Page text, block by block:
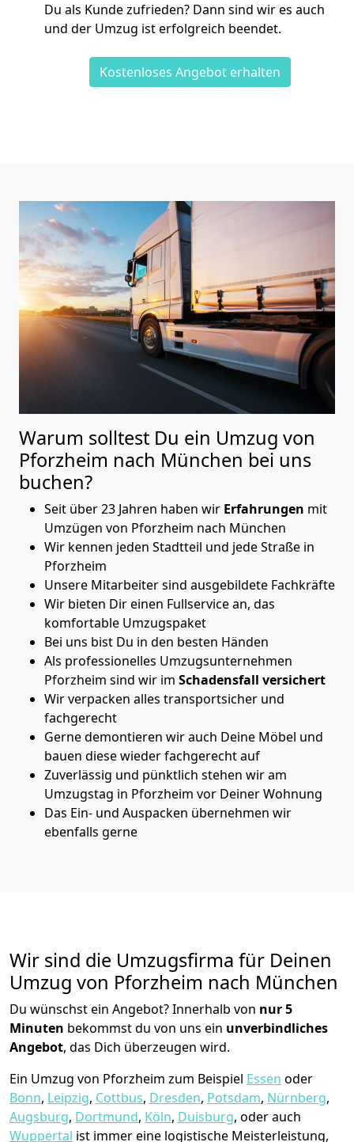
Du als Kunde zufrieden? Dann sind wir es auch
und der Umzug ist erfolgreich beendet.
Kostenloses Angebot erhalten
Warum solltest Du ein Umzug von
Pforzheim nach München bei uns
buchen?
Seit über 23 Jahren haben wir Erfahrungen mit
Umzügen von Pforzheim nach München
Wir kennen jeden Stadtteil und jede Straße in
Pforzheim
Unsere Mitarbeiter sind ausgebildete Fachkräfte
Wir bieten Dir einen Fullservice an, das
komfortable Umzugspaket
Bei uns bist Du in den besten Händen
Als professionelles Umzugsunternehmen
Pforzheim sind wir im Schadensfall versichert
Wir verpacken alles transportsicher und
fachgerecht
Gerne demontieren wir auch Deine Möbel und
bauen diese wieder fachgerecht auf
Zuverlässig und pünktlich stehen wir am
Umzugstag in Pforzheim vor Deiner Wohnung
Das Ein- und Auspacken übernehmen wir
ebenfalls gerne
Wir sind die Umzugsfirma für Deinen
Umzug von Pforzheim nach München
Du wünschst ein Angebot? Innerhalb von nur 5
Minuten bekommst du von uns ein unverbindliches
Angebot, das Dich überzeugen wird.
Ein Umzug von Pforzheim zum Beispiel Essen oder
Bonn, Leipzig, Cottbus, Dresden, Potsdam, Nürnberg,
Augsburg, Dortmund, Köln, Duisburg, oder auch
Wuppertal ist immer eine logistische Meisterleistung,